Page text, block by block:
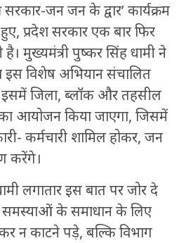
जन जन के द्वार’ कार्यक्रम
प्रदेश सरकार एक बार फिर
है। मुख्यमंत्री पुष्कर सिंह धामी ने
इस विशेष अभियान संचालित
इसमें जिला, ब्लॉक और तहसील
का आयोजन किया जाएगा, जिसमें
कर्मचारी शामिल होकर, जन
करेंगे।
लगातार इस बात पर जोर दे
समस्याओं के समाधान के लिए
न काटने पड़े, बल्कि विभाग